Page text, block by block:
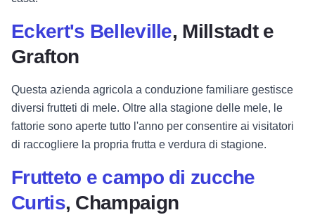
Eckert's Belleville, Millstadt e
Grafton
Questa azienda agricola a conduzione familiare gestisce
diversi frutteti di mele. Oltre alla stagione delle mele, le
fattorie sono aperte tutto l'anno per consentire ai visitatori
di raccogliere la propria frutta e verdura di stagione.
Frutteto e campo di zucche
Curtis, Champaign